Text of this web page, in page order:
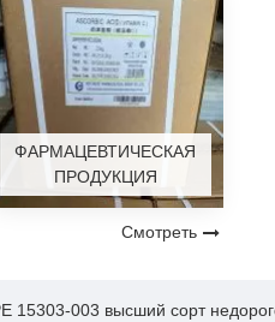
внешний вид пленки: высшего
балл, не выше
ФАРМАЦЕВТИЧЕСКАЯ
ПРОДУКЦИЯ
Смотреть
15303-003 высший сорт